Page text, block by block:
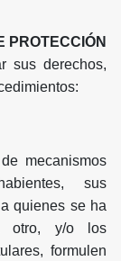
PROTECCIÓN
sus derechos,
mecanismos
sus
quienes se ha
otro, y/o los
formulen